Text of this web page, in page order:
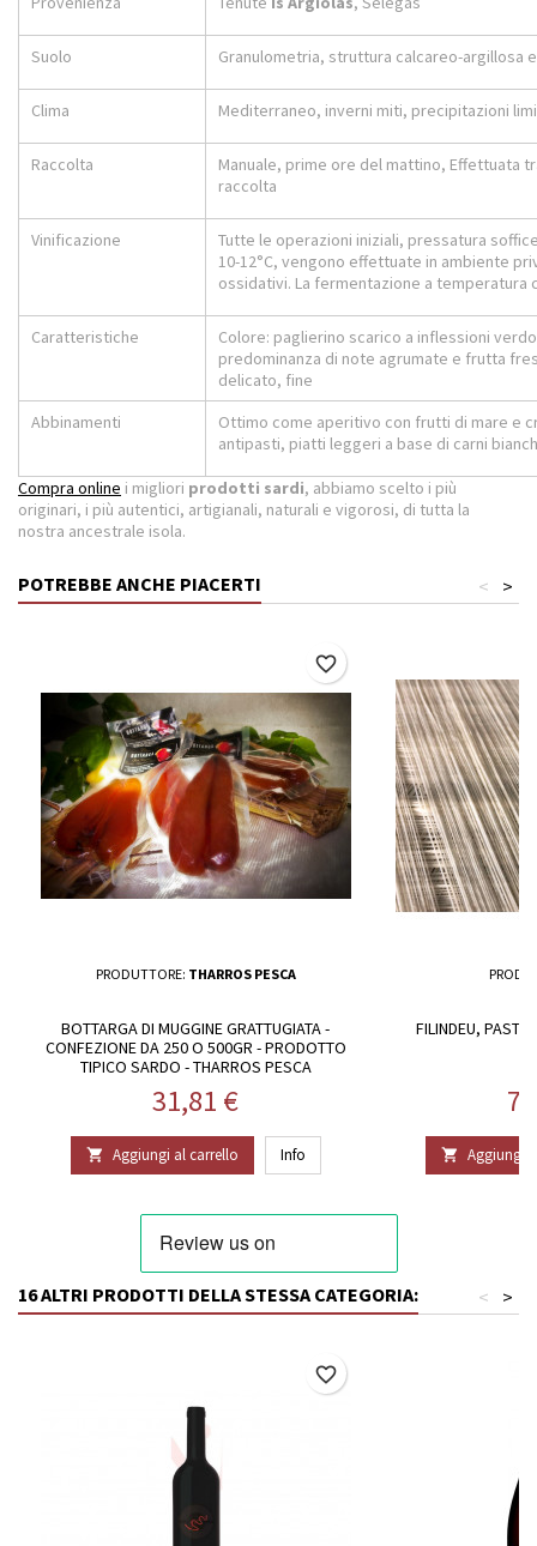
Suolo Granulometria, struttura calcareo-argillosa
Clima Mediterraneo, inverni miti, precipitazioni
Raccolta
Manuale, prime ore del mattino, Effettuata
raccolta
Vinificazione
Tutte le operazioni iniziali, pressatura
10-12°C, vengono effettuate in ambiente
ossidativi. La fermentazione a temperatura
Caratteristiche
Colore: paglierino scarico a inflessioni
predominanza di note agrumate e frutta
delicato, fine
Abbinamenti
Ottimo come aperitivo con frutti di mare e
antipasti, piatti leggeri a base di carni
Compra online i migliori prodotti sardi, abbiamo scelto i più
originari, i più autentici, artigianali, naturali e vigorosi, di tutta la
nostra ancestrale isola.
POTREBBE ANCHE PIACERTI >
<
PRODUTTORE: THARROS PESCA
BOTTARGA DI MUGGINE GRATTUGIATA -
CONFEZIONE DA 250 O 500GR - PRODOTTO
TIPICO SARDO - THARROS PESCA
Prezzo
31,81 €
 Aggiungi al carrello Info
favorite_border
FILINDEU, PASTA
 Aggiungi
16 ALTRI PRODOTTI DELLA STESSA CATEGORIA: >
<
favorite_border